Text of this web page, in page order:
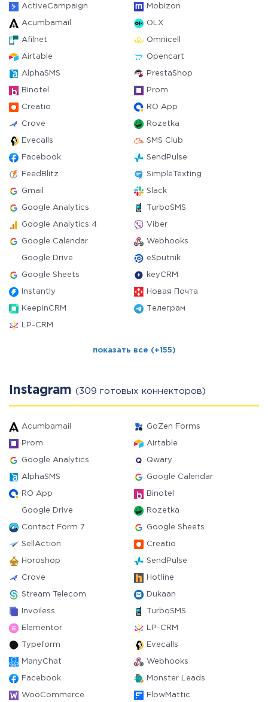
ActiveCampaign Mobizon
Acumbamail OLX
Afilnet Omnicell
Airtable Opencart
AlphaSMS PrestaShop
Binotel Prom
Creatio RO App
Crove Rozetka
Evecalls SMS Club
Facebook SendPulse
FeedBlitz SimpleTexting
Gmail Slack
Google Analytics TurboSMS
Google Analytics 4 Viber
Google Calendar Webhooks
Google Drive eSputnik
Google Sheets keyCRM
Instantly Новая Почта
KeepinCRM Телеграм
LP-CRM
показать все (+155)
Instagram (309 готовых коннекторов)
Acumbamail GoZen Forms
Prom Airtable
Google Analytics Qwary
AlphaSMS Google Calendar
RO App Binotel
Google Drive Rozetka
Contact Form 7 Google Sheets
SellAction Creatio
Horoshop SendPulse
Crove Hotline
Stream Telecom Dukaan
Invoiless TurboSMS
Elementor LP-CRM
Typeform Evecalls
ManyChat Webhooks
Facebook Monster Leads
WooCommerce FlowMattic